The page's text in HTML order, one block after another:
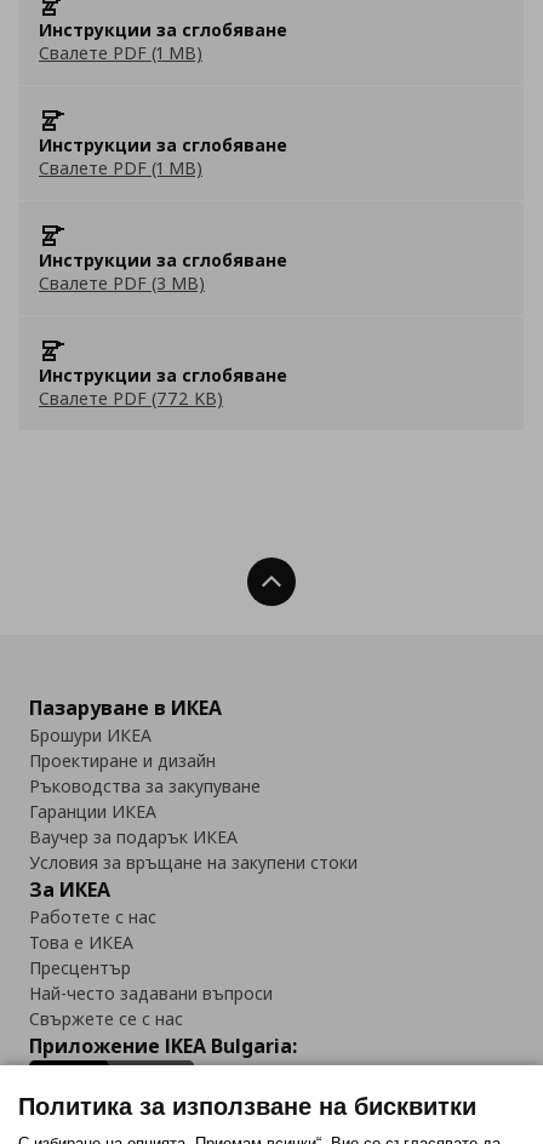
Инструкции за сглобяване
Свалете PDF (1 MB)
Инструкции за сглобяване
Свалете PDF (1 MB)
Инструкции за сглобяване
Свалете PDF (3 MB)
Инструкции за сглобяване
Свалете PDF (772 KB)
Нагоре
Пазаруване в ИКЕА
Брошури ИКЕА
Проектиране и дизайн
Ръководства за закупуване
Гаранции ИКЕА
Ваучер за подарък ИКЕА
Условия за връщане на закупени стоки
За ИКЕА
Работете с нас
Това е ИКЕА
Пресцентър
Най-често задавани въпроси
Свържете се с нас
Приложение IKEA Bulgaria:
Политика за използване на бисквитки